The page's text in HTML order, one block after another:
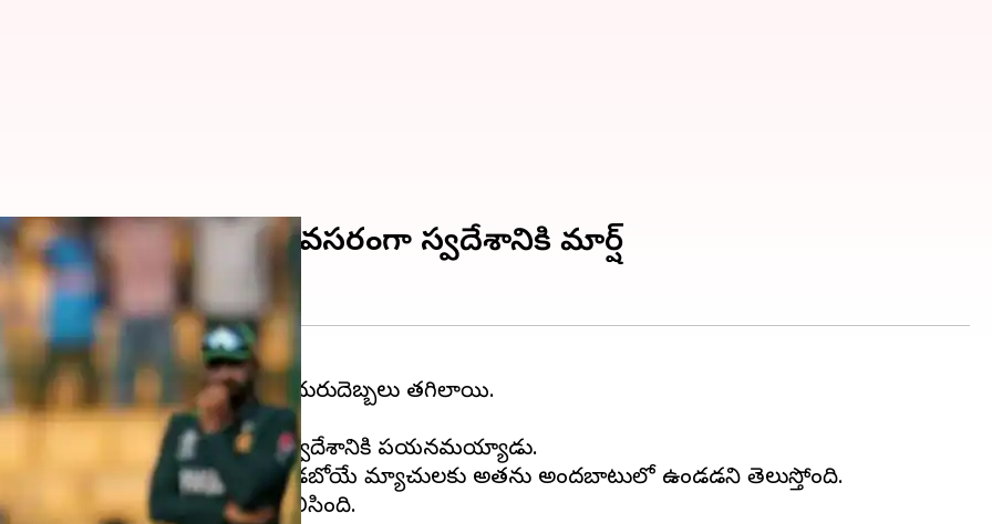
ఊహించని షాక్.. అత్యవసరంగా స్వదేశానికి మార్ష్
ఆస్ట్రేలియా జట్టుకు వరుస ఎదురుదెబ్బలు తగిలాయి.
మాక్స్‌వెల్ దూరమయ్యాడు.
మార్ష్ వ్యక్తిగత కారణాల చేత స్వదేశానికి పయనమయ్యాడు.
వరల్డ్‌ కప్‌లో ఆస్ట్రేలియా తదుపరి ఆడబోయే మ్యాచులకు అతను అందబాటులో ఉండడని తెలుస్తోంది.
ఆసీస్ మీడియా వర్గాల ద్వారా తెలిసింది.